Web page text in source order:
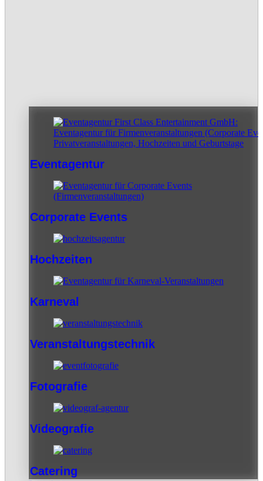
Eventagentur
Corporate Events
Hochzeiten
Karneval
Veranstaltungstechnik
Fotografie
Videografie
Catering